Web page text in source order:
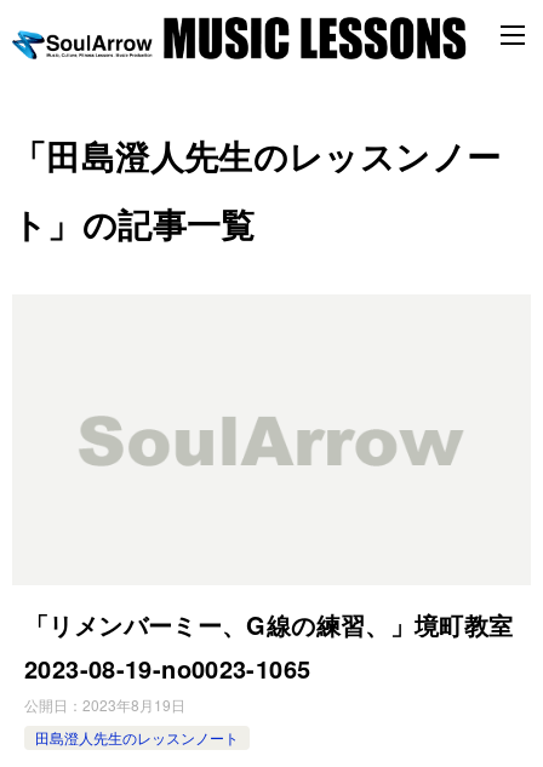
「田島澄人先生のレッスンノー
ト」の記事一覧
「リメンバーミー、G線の練習、」境町教室
2023-08-19-­no0023-­1065
公開日： 2023年8月19日
田島澄人先生のレッスンノート